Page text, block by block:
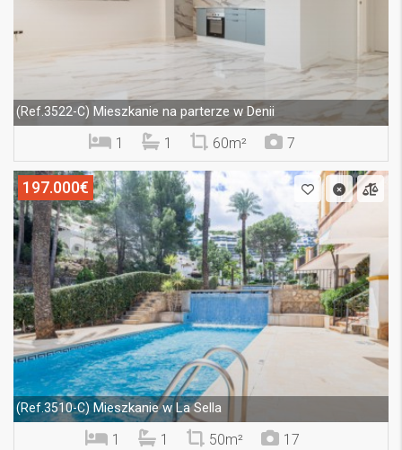
(Ref.3522-C) Mieszkanie na parterze w Denii
1 1 60m² 7
197.000€
(Ref.3510-C)Mieszkanie w La Sella
1 1 50m² 17